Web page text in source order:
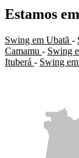
Estamos
Swing em Ubatã -
Camamu - Swing
Ituberá - Swing